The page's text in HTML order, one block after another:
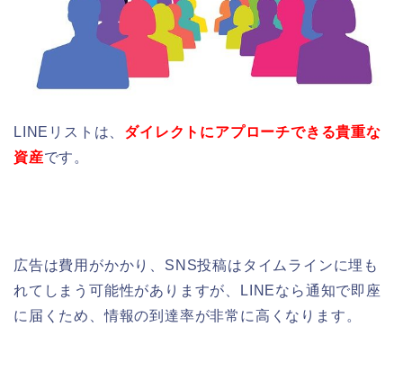
LINEリストは、 ダイレクトにアプローチできる貴重な
資産です。
広告は費用がかかり、SNS投稿はタイムラインに埋も
れてしまう可能性がありますが、LINEなら通知で即座
に届くため、情報の到達率が非常に高くなります。